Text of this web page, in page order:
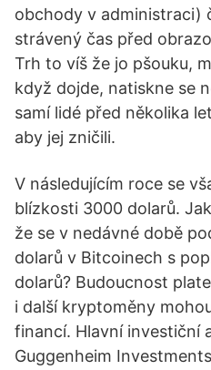
obchody v administraci)
strávený čas před
Trh to víš že jo pšouku,
když dojde, natiskne se
samí lidé před několika
aby jej zničili.
V následujícím roce se
blízkosti 3000 dolarů.
že se v nedávné době
dolarů v Bitcoinech s
dolarů? Budoucnost
i další kryptoměny
financí. Hlavní investiční
Guggenheim